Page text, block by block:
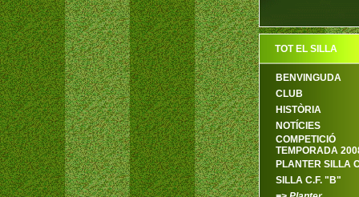
TOT EL SILLA
BENVINGUDA
CLUB
HISTÒRIA
NOTÍCIES
COMPETICIÓ
TEMPORADA
PLANTER SILLA
SILLA C.F. "B"